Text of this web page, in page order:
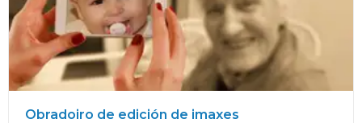
Obradoiro de edición de imaxes